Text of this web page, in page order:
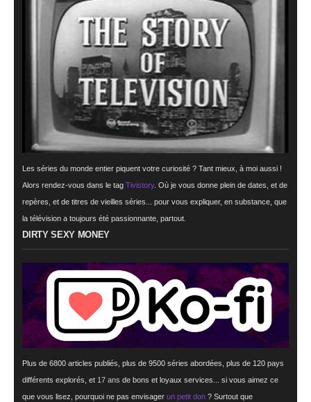
Les séries du monde entier piquent votre curiosité ? Tant mieux, à moi aussi !
Alors rendez-vous dans le tagTivistory. Où je vous donne plein de dates, et de
repères, et de titres de vieilles séries... pour vous expliquer, en substance, que
la télévision a toujours été passionnante, partout.
DIRTY SEXY MONEY
Plus de 6800 articles publiés, plus de 9500 séries abordées, plus de 120 pays
différents explorés, et 17 ans de bons et loyaux services... si vous aimez ce
que vous lisez, pourquoi ne pas envisagerun petit don ? Surtout que